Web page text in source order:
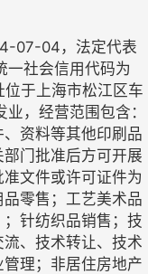
07-04，法定代表
一社会信用代码为
于上海市松江区车
，经营范围包含：
资料等其他印刷品
门批准后方可开展
文件或许可证件为
零售；工艺美术品
针纺织品销售；技
、技术转让、技术
理；非居住房地产